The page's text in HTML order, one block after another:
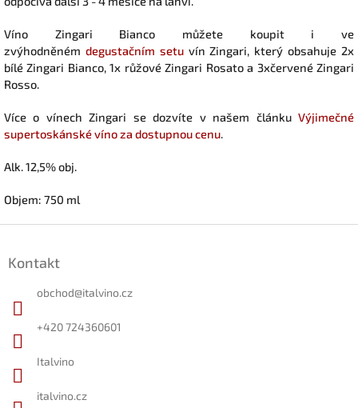
Víno Zingari Bianco můžete koupit i ve
zvýhodněném degustačním setuvín Zingari, který obsahuje 2x
bílé Zingari Bianco, 1x růžové Zingari Rosato a 3xčervené Zingari
Rosso.
Více o vínech Zingari se dozvíte v našem článku Výjimečné
supertoskánské víno za dostupnou cenu.
Alk. 12,5% obj.
Objem: 750 ml
Kontakt
obchod@italvino.cz
+420 724360601
Italvino
italvino.cz